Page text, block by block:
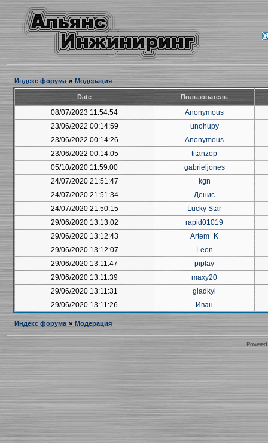
Индекс форума » Модерация
Date Пользователь
08/07/2023 11:54:54
Anonymous
23/06/2022 00:14:59
unohupy
23/06/2022 00:14:26
Anonymous
23/06/2022 00:14:05
titanzop
05/10/2020 11:59:00
gabrieljones
24/07/2020 21:51:47
kgn
24/07/2020 21:51:34
Денис
24/07/2020 21:50:15
Lucky Star
29/06/2020 13:13:02
rapid01019
29/06/2020 13:12:43
Artem_K
29/06/2020 13:12:07
Leon
29/06/2020 13:11:47
piplay
29/06/2020 13:11:39
maxy20
29/06/2020 13:11:31
gladkyi
29/06/2020 13:11:26
Иван
Индекс форума » Модерация